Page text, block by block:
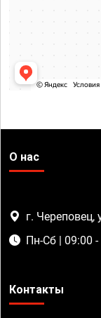
О нас
г. Череповец,
Пн-Сб | 09:00 -
Контакты